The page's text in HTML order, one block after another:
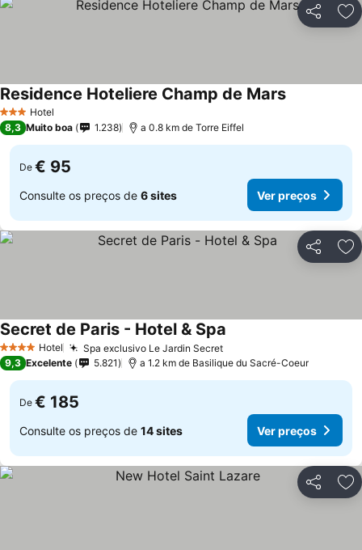
Partilhar
3 EstrelasHotel
Residence Hoteliere Champ de Mars
8,3 Muito boa 1.238 a 0.8 km de Torre Eiffel
De € 95
Consulte os preços de 6 sites Ver preços
Partilhar
4 EstrelasHotel Spa exclusivo Le Jardin Secret
Secret de Paris - Hotel & Spa
9,3 Excelente 5.821 a 1.2 km de Basilique du Sacré-Coeur
De € 185
Consulte os preços de 14 sites Ver preços
Partilhar